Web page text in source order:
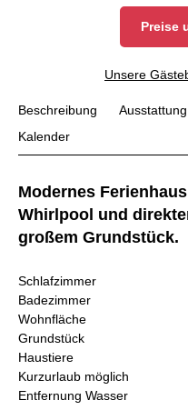
Preise
Unsere
Beschreibung Ausstattung
Kalender
Modernes
Whirlpool und
großem Grundstück.
Schlafzimmer
Badezimmer
Wohnfläche
Grundstück
Haustiere
Kurzurlaub möglich
Entfernung Wasser